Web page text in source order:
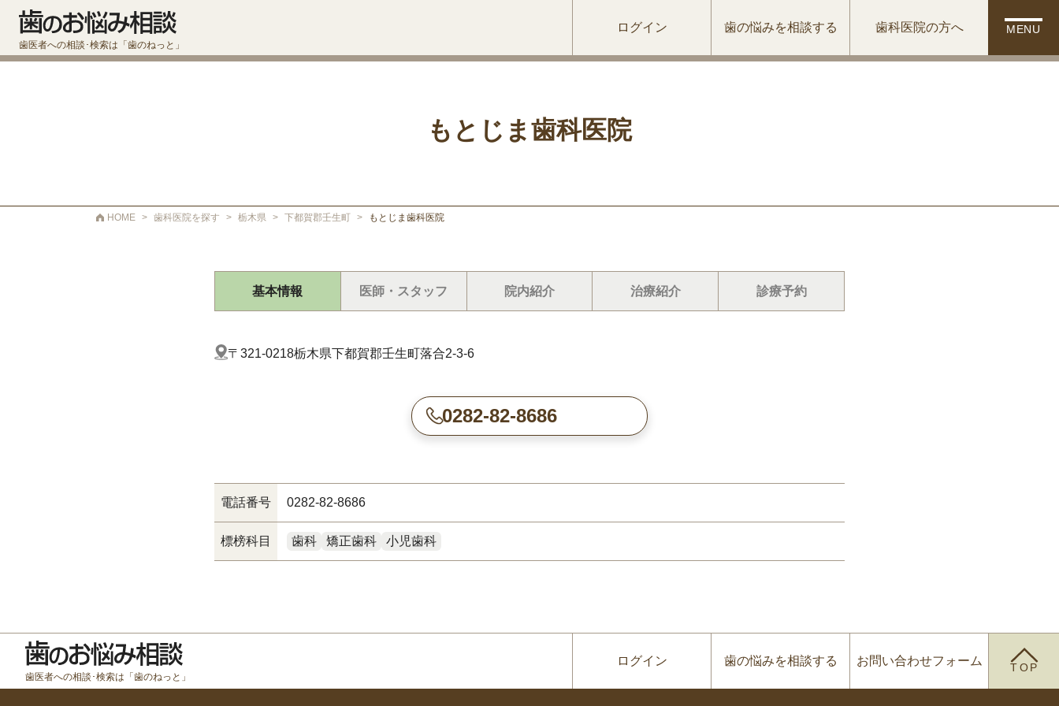
歯医者への相談･検索は「歯のねっと」
ログイン 歯の悩みを相談する 歯科医院の方へ MENU
もとじま歯科医院
HOME > 歯科医院を探す > 栃木県 > 下都賀郡壬生町 > もとじま歯科医院
基本情報 医師・スタッフ 院内紹介 治療紹介 診療予約
〒321-0218栃木県下都賀郡壬生町落合2-3-6
0282-82-8686
電話番号 0282-82-8686
標榜科目 歯科 矯正歯科 小児歯科
歯医者への相談･検索は「歯のねっと」
TOP
ログイン 歯の悩みを相談する お問い合わせフォーム